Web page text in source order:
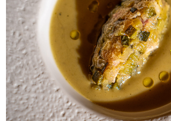
LA MOSTRA JAZZ
CONVOCA EL
DE DISSENY DE
FESTIVAL